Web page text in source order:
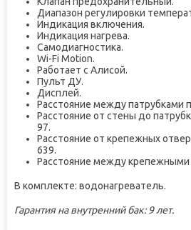
Диапазон регулировки
Индикация включения.
Индикация нагрева.
Самодиагностика.
Wi-Fi Motion.
Работает с Алисой.
Пульт ДУ.
Дисплей.
Расстояние между патрубками
Расстояние от стены до
97.
Расстояние от крепежных
639.
Расстояние между крепежными
В комплекте: водонагреватель.
Гарантия на внутренний бак: 9 лет.